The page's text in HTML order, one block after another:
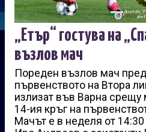
„Етър“ гостува на
възлов мач
Пореден възлов мач
първенството на Втора
излизат във Варна срещу
14-ия кръг на
Мачът е в неделя от